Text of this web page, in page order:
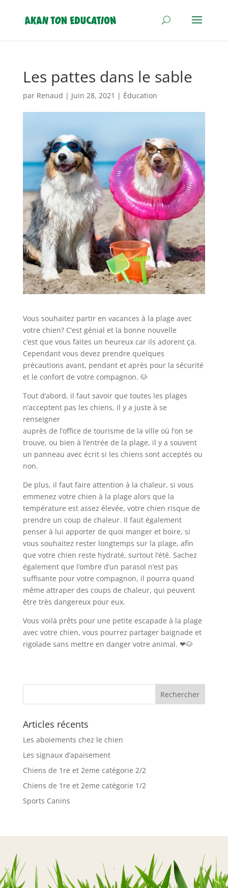
Les pattes dans le sable
par Renaud | Juin 28, 2021 | Éducation
Vous souhaitez partir en vacances à la plage avec
votre chien? C’est génial et la bonne nouvelle
c’est que vous faites un heureux car ils adorent ça.
Cependant vous devez prendre quelques
précautions avant, pendant et après pour la sécurité
et le confort de votre compagnon. 🐶
Tout d’abord, il faut savoir que toutes les plages
n’acceptent pas les chiens, il y a juste à se
renseigner
auprès de l’office de tourisme de la ville où l’on se
trouve, ou bien à l’entrée de la plage, il y a souvent
un panneau avec écrit si les chiens sont acceptés ou
non.
De plus, il faut faire attention à la chaleur, si vous
emmenez votre chien à la plage alors que la
température est assez élevée, votre chien risque de
prendre un coup de chaleur. Il faut également
penser à lui apporter de quoi manger et boire, si
vous souhaitez rester longtemps sur la plage, afin
que votre chien reste hydraté, surtout l’été. Sachez
également que l’ombre d’un parasol n’est pas
suffisante pour votre compagnon, il pourra quand
même attraper des coups de chaleur, qui peuvent
être très dangereux pour eux.
Vous voilà prêts pour une petite escapade à la plage
avec votre chien, vous pourrez partager baignade et
rigolade sans mettre en danger votre animal. ❤🐶
Articles récents
Les aboiements chez le chien
Les signaux d’apaisement
Chiens de 1re et 2eme catégorie 2/2
Chiens de 1re et 2eme catégorie 1/2
Sports Canins